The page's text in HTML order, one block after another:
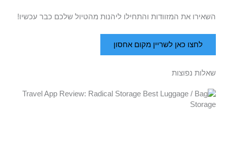
השאירו את המזוודות והתחילו ליהנות מהטיול שלכם כבר עכשיו!
לחצו כאן לשריין מקום אחסון
שאלות נפוצות